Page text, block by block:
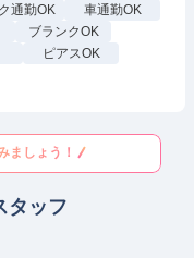
通勤OK
車通勤OK
ブランクOK
ピアスOK
ましょう！
タッフ